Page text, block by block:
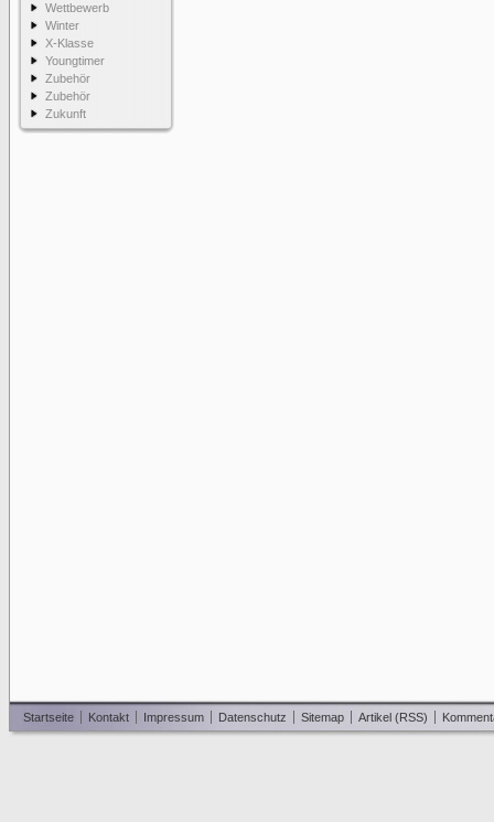
Wettbewerb
Winter
X-Klasse
Youngtimer
Zubehör
Zubehör
Zukunft
Startseite Kontakt Impressum Datenschutz Sitemap Artikel (RSS)